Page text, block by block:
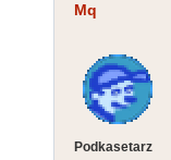
Mq
Podkasetarz